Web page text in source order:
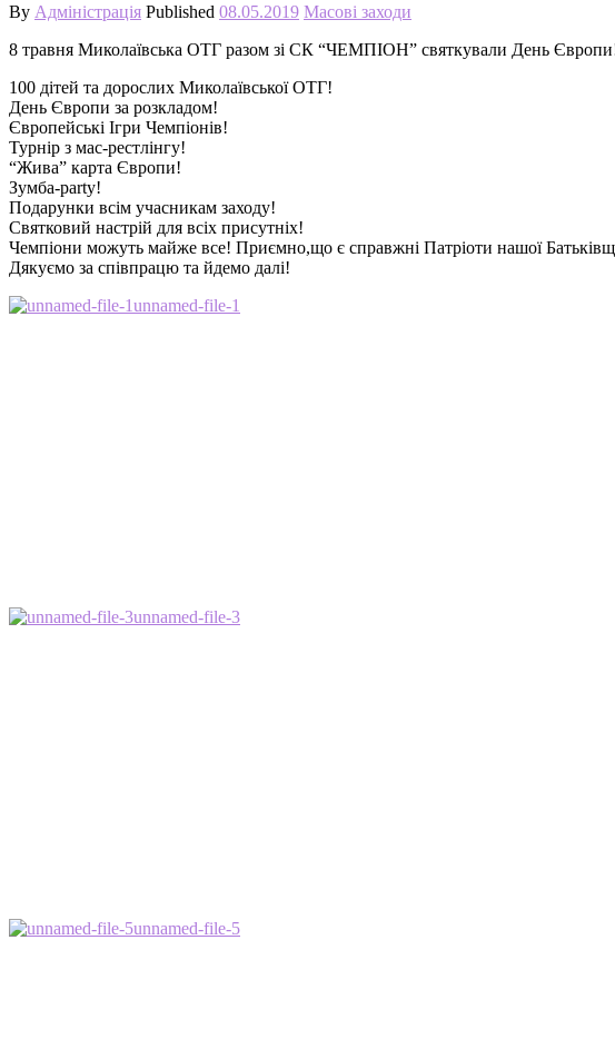
By Адміністрація Published 08.05.2019 Масові заходи
8 травня Миколаївська ОТГ разом зі СК “ЧЕМПІОН” святкували День
100 дітей та дорослих Миколаївської ОТГ!
День Європи за розкладом!
Європейські Ігри Чемпіонів!
Турнір з мас-рестлінгу!
“Жива” карта Європи!
Зумба-party!
Подарунки всім учасникам заходу!
Святковий настрій для всіх присутніх!
Чемпіони можуть майже все! Приємно,що є справжні Патріоти нашої
Дякуємо за співпрацю та йдемо далі!
unnamed-file-1
unnamed-file-3
unnamed-file-5